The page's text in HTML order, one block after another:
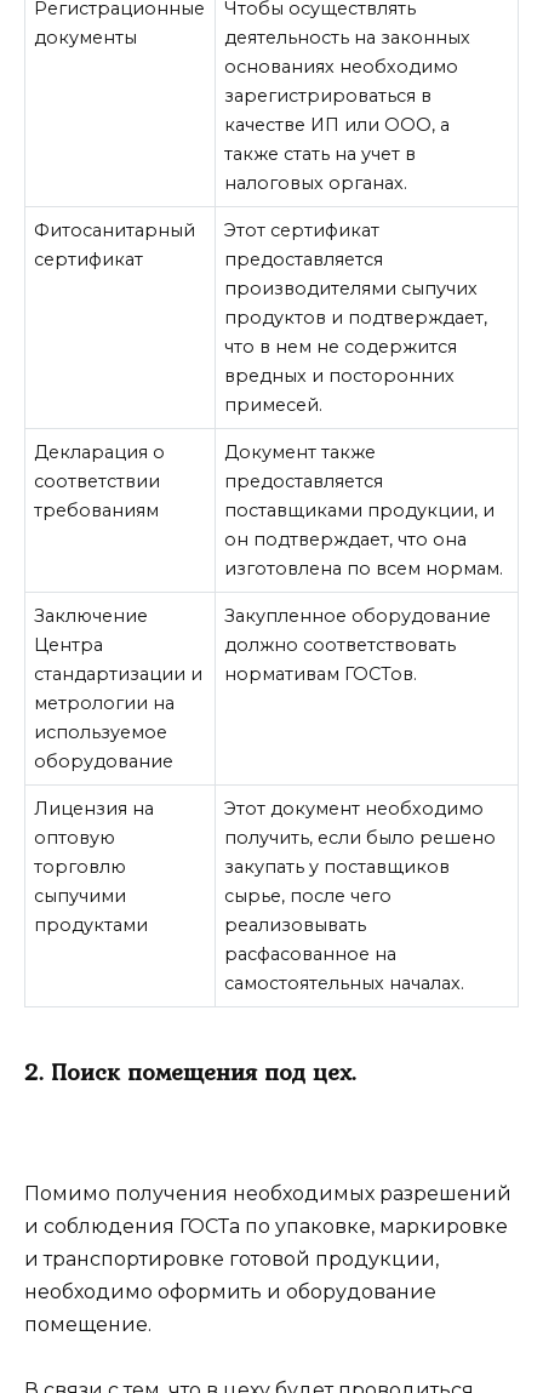
Регистрационные
документы
Чтобы осуществлять
деятельность на законных
основаниях необходимо
зарегистрироваться в
качестве ИП или ООО, а
также стать на учет в
налоговых органах.
Фитосанитарный
сертификат
Этот сертификат
предоставляется
производителями сыпучих
продуктов и подтверждает,
что в нем не содержится
вредных и посторонних
примесей.
Декларация о
соответствии
требованиям
Документ также
предоставляется
поставщиками продукции, и
он подтверждает, что она
изготовлена по всем нормам.
Заключение
Центра
стандартизации и
метрологии на
используемое
оборудование
Закупленное оборудование
должно соответствовать
нормативам ГОСТов.
Лицензия на
оптовую
торговлю
сыпучими
продуктами
Этот документ необходимо
получить, если было решено
закупать у поставщиков
сырье, после чего
реализовывать
расфасованное на
самостоятельных началах.
2. Поиск помещения под цех.
Помимо получения необходимых разрешений
и соблюдения ГОСТа по упаковке, маркировке
и транспортировке готовой продукции,
необходимо оформить и оборудование
помещение.